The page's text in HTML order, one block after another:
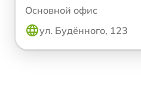
Основной офис
ул. Будённого, 123